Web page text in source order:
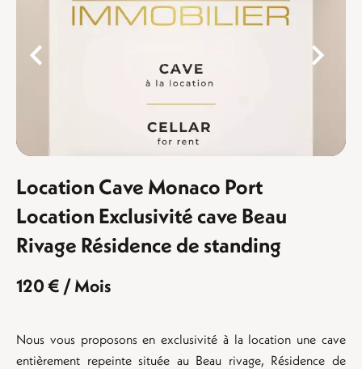
Location Cave Monaco Port
Location Exclusivité cave Beau
Rivage Résidence de standing
120 € / Mois
Nous vous proposons en exclusivité à la location une cave
entièrement repeinte située au Beau rivage, Résidence de